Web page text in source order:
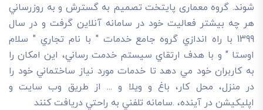
شوند. گروه معماری پایتخت تصميم به گسترش و به روزرساني
هر چه بيشتر فعاليت خود در سامانه آنلاين گرفت و در سال
1399 با راه اندازي گروه جامع خدمات " با نام تجاري " سلام
اوستا " و با هدف ارتقاي سيستم خدمت رساني، اين امکان را
به کاربران خود مي دهد تا خدمات مورد نياز ساختماني خود را
در منزل، محل کار، باغ و ويلا و ... از طريق وب سايت و
اپليکيشن در آينده، .سامانه تلفني به راحتي دريافت کنند